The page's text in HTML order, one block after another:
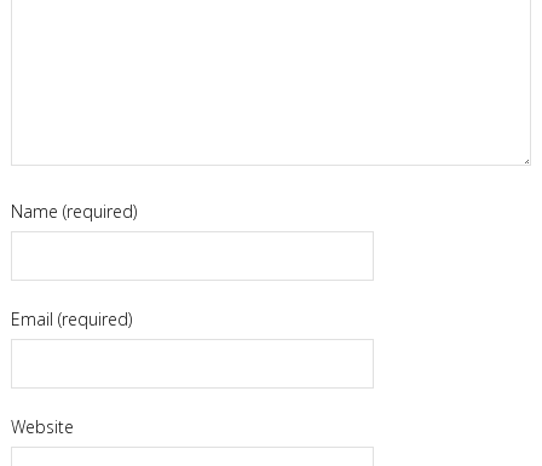
GÁN LINK BÀI VIẾT
Shenron và Rồng khói đen.
Ball WIki
GÁN LINK TRANG CHỦ
Name (required)
Email (required)
Website